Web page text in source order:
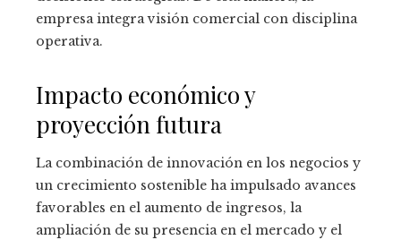
empresa integra visión comercial con disciplina
operativa.
Impacto económico y
proyección futura
La combinación de innovación en los negocios y
un crecimiento sostenible ha impulsado avances
favorables en el aumento de ingresos, la
ampliación de su presencia en el mercado y el